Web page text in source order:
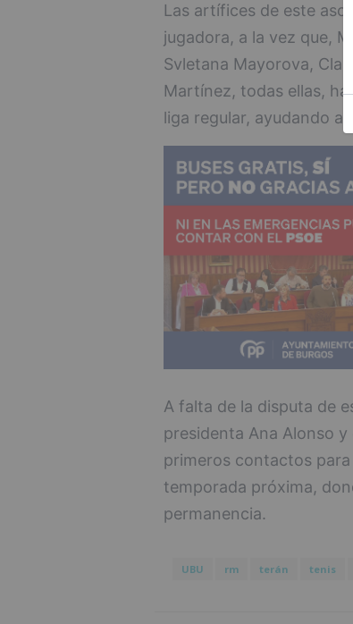
Las artífices de este
jugadora, a la vez que,
Svletana Mayorova,
Martínez, todas ellas,
liga regular, ayudando al
A falta de la disputa de
presidenta Ana Alonso
primeros contactos
temporada próxima,
permanencia.
UBU rm terán tenis